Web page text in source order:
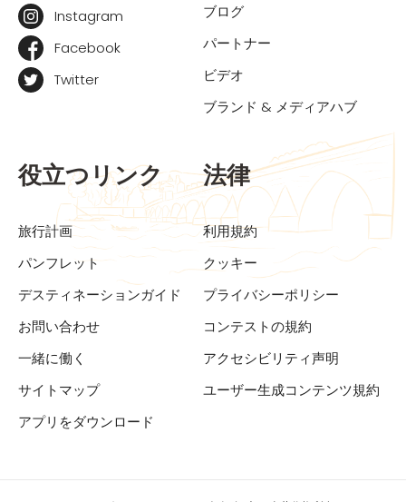
Instagram
Facebook
Twitter
ブログ
パートナー
ビデオ
ブランド & メディアハブ
役立つリンク
旅行計画
パンフレット
デスティネーションガイド
お問い合わせ
一緒に働く
サイトマップ
アプリをダウンロード
法律
利用規約
クッキー
プライバシーポリシー
コンテストの規約
アクセシビリティ声明
ユーザー生成コンテンツ規約